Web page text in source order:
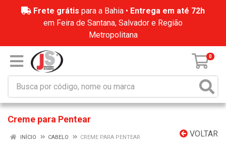
Frete grátis para a Bahia • Entrega em até 72h
em Feira de Santana, Salvador e Região
Metropolitana
0
Creme para Pentear
VOLTAR
INÍCIO CABELO CREME PARA PENTEAR